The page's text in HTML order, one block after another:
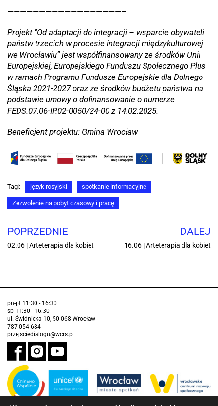
——————————————————–
Projekt “Od adaptacji do integracji – wsparcie obywateli
państw trzecich w procesie integracji międzykulturowej
we Wrocławiu” jest współfinansowany ze środków Unii
Europejskiej, Europejskiego Funduszu Społecznego Plus
w ramach Programu Fundusze Europejskie dla Dolnego
Śląska 2021-2027 oraz ze środków budżetu państwa na
podstawie umowy o dofinansowanie o numerze
FEDS.07.06-IP.02-0050/24-00 z 14.02.2025.
Beneficjent projektu: Gmina Wrocław
Tagi: język rosyjski spotkanie informacyjne
Zezwolenie na pobyt czasowy i pracę
POPRZEDNIE
02.06 | Arteterapia dla kobiet
DALEJ
16.06 | Arteterapia dla kobiet
pn-pt 11:30 - 16:30
sb 11:30 - 16:30
ul. Świdnicka 10, 50-068 Wrocław
787 054 684
przejsciedialogu@wcrs.pl